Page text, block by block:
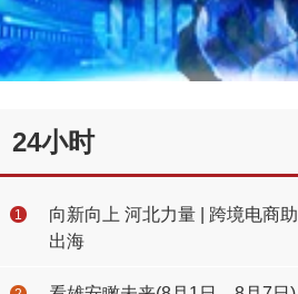
24小时
1
向新向上 河北力量 | 跨境电商
出海